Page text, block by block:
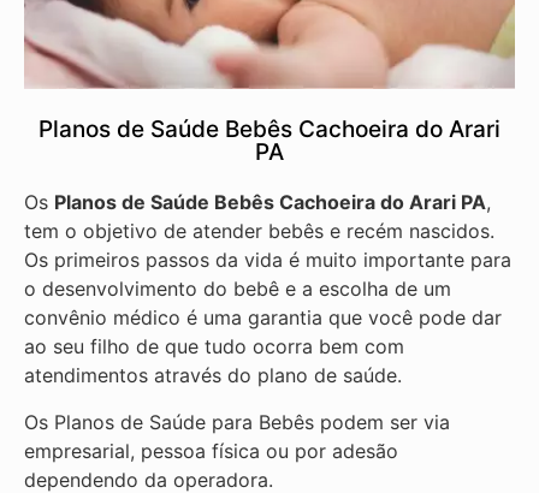
Planos de Saúde Bebês Cachoeira do Arari
PA
Os Planos de Saúde Bebês Cachoeira do Arari PA,
tem o objetivo de atender bebês e recém nascidos.
Os primeiros passos da vida é muito importante para
o desenvolvimento do bebê e a escolha de um
convênio médico é uma garantia que você pode dar
ao seu filho de que tudo ocorra bem com
atendimentos através do plano de saúde.
Os Planos de Saúde para Bebês podem ser via
empresarial, pessoa física ou por adesão
dependendo da operadora.